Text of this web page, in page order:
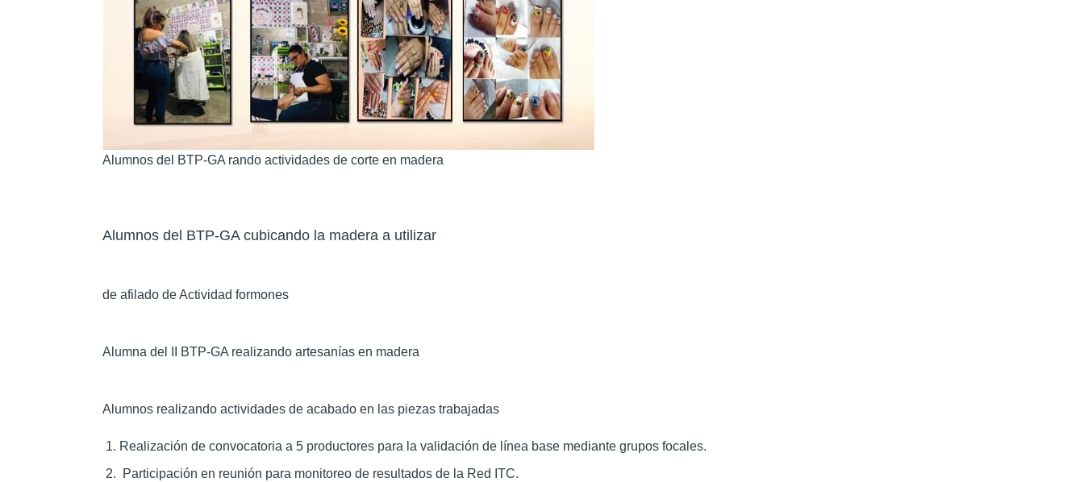
Alumnos del BTP-GA rando actividades de corte en madera
Alumnos del BTP-GA cubicando la madera a utilizar
de afilado de Actividad formones
Alumna del II BTP-GA realizando artesanías en madera
Alumnos realizando actividades de acabado en las piezas trabajadas
Realización de convocatoria a 5 productores para la validación de línea base mediante grupos focales.
Participación en reunión para monitoreo de resultados de la Red ITC.